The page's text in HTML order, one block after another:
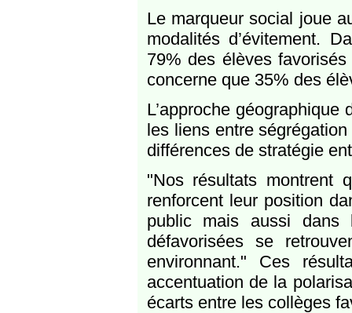
Le marqueur social joue
modalités d’évitement.
79% des élèves
concerne que 35% des
L’approche
les liens entre
différences de stratégie
"Nos résultats montrent
renforcent leur position
public mais aussi
défavorisées se
environnant." Ces
accentuation de la
écarts entre les collèges